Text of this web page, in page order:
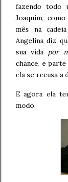
fazendo todo
Joaquim,
mês na
Angelina diz
sua vida por
chance, e
ela se recusa a
E agora ela
modo.